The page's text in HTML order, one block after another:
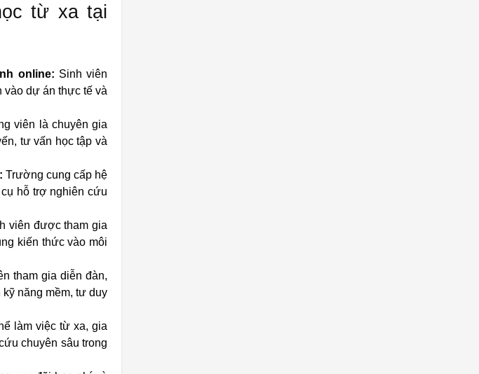
từ xa tại
online: Sinh viên
vào dự án thực tế và
viên là chuyên gia
tư vấn học tập và
Trường cung cấp hệ
hỗ trợ nghiên cứu
viên được tham gia
kiến thức vào môi
tham gia diễn đàn,
năng mềm, tư duy
làm việc từ xa, gia
chuyên sâu trong